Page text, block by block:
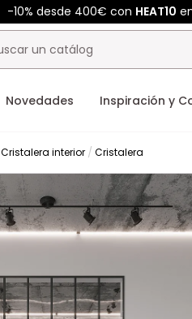
-10% desde 400€ con HEAT10en
Novedades Inspiración y
Cristalera interior Cristalera